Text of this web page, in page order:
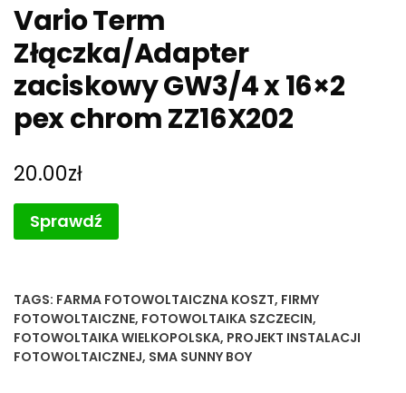
Vario Term
Złączka/Adapter
zaciskowy GW3/4 x 16×2
pex chrom ZZ16X202
20.00zł
Sprawdź
TAGS: FARMA FOTOWOLTAICZNA KOSZT, FIRMY
FOTOWOLTAICZNE, FOTOWOLTAIKA SZCZECIN,
FOTOWOLTAIKA WIELKOPOLSKA, PROJEKT INSTALACJI
FOTOWOLTAICZNEJ, SMA SUNNY BOY